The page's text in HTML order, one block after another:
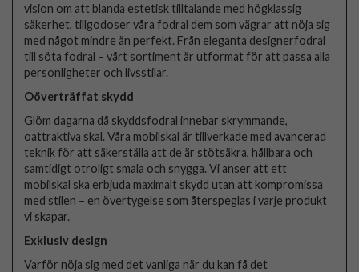
vision om att blanda estetisk tilltalande med högklassig
säkerhet, tillgodoser våra fodral dem som vägrar att nöja sig
med något mindre än perfekt. Från eleganta designerfodral
till söta fodral – vårt sortiment är utformat för att passa alla
personligheter och livsstilar.
Oöverträffat skydd
Glöm dagarna då skyddsfodral innebar skrymmande,
oattraktiva skal. Våra mobilskal är tillverkade med avancerad
teknik för att säkerställa att de är stötsäkra, hållbara och
samtidigt otroligt smala och snygga. Vi anser att ett
mobilskal ska erbjuda maximalt skydd utan att kompromissa
med stilen – en övertygelse som återspeglas i varje produkt
vi skapar.
Exklusiv design
Varför nöja sig med det vanliga när du kan få det